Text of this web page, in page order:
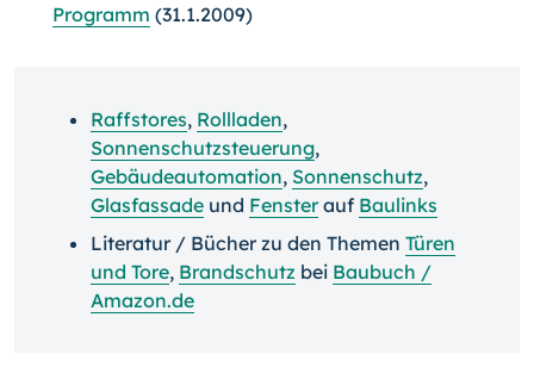
Programm (31.1.2009)
Raffstores, Rollladen,
Sonnenschutzsteuerung,
Gebäudeautomation, Sonnenschutz,
Glasfassade und Fensterauf Baulinks
Literatur / Bücher zu den Themen Türen
und Tore, Brandschutz bei Baubuch /
Amazon.de